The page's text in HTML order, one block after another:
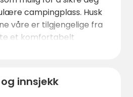
og
campingplass. Husk
våre er tilgjengelige fra
et komfortabelt
du trenger.
for en minneverdig
innsjekk